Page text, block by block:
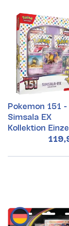
Pokemon 151 -
Simsala EX
Kollektion